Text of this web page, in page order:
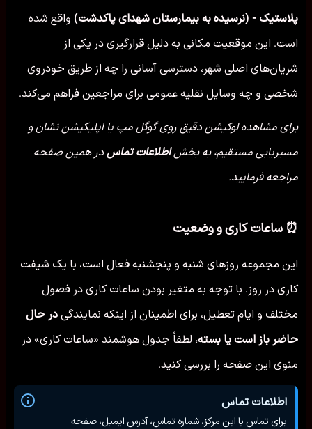
پلاستیک - (نرسیده به بیمارستان شهدای پاکدشت) واقع شده
است. این موقعیت مکانی به دلیل قرارگیری در یکی از
شریان‌های اصلی شهر، دسترسی آسانی را چه از طریق خودروی
شخصی و چه وسایل نقلیه عمومی برای مراجعین فراهم می‌کند.
برای مشاهده لوکیشن دقیق روی گوگل مپ یا اپلیکیشن نشان و
مسیریابی مستقیم، به بخشاطلاعات تماس در همین صفحه
مراجعه فرمایید.
⏰ ساعات کاری و وضعیت
این مجموعه روزهای شنبه و پنجشنبه فعال است، با یک شیفت
کاری در روز. با توجه به متغیر بودن ساعات کاری در فصول
مختلف و ایام تعطیل، برای اطمینان از اینکه نمایندگی در حال
حاضر باز است یا بسته، لطفاً جدول هوشمند «ساعات کاری» در
منوی این صفحه را بررسی کنید.
اطلاعات تماس
برای تماس با این مرکز، شماره تماس، آدرس ایمیل، صفحه